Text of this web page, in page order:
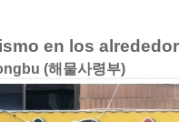
en los
(해물사령부)